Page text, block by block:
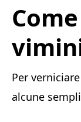
Per
alcune